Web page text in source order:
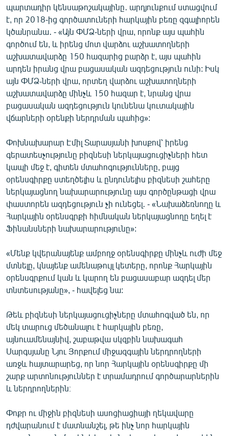
պարտադիր կենսաթոշակայինը․ արդյունքում ստացվում
է, որ 2018-ից գործատուների հարկային բեռը զգալիորեն
կծանրանա․ - «Այն ՓՄՁ-ների վրա, որոնք այս պահին
գործում են, և իրենց մոտ վարձու աշխատողների
աշխատավարձը 150 հազարից բարձր է, այս պահին
արդեն իրանց վրա բացասական ազդեցություն ունի: Իսկ
այն ՓՄՁ֊ների վրա, որտեղ վարձու աշխատողների
աշխատավարձը մինչև 150 հազար է, նրանց վրա
բացասական ազդեցություն կունենա կուտակային
վճարների օրենքի ներդրման պահից»:
Փոխնախարար Էմիլ Տարասյանի խոսքով՝ իրենց
գերատեսչությունը բիզնեսի ներկայացուցիչների հետ
կապի մեջ է, գիտեն մտահոգությունները, բայց
օրենսգիրքը ստեղծելիս և ընդունելիս բիզնեսի շահերը
ներկայացնող նախարարությունը այս գործընթացի վրա
փաստորեն ազդեցություն չի ունեցել․ - «Նախաձեռնողը և
Հարկային օրենսգրքի հիմնական ներկայացնողը եղել է
Ֆինանսների նախարարությունը»:
«Մենք կվերանայենք ամբողջ օրենսգիրքը մինչև ուժի մեջ
մտնելը, կնայենք ամենաթույլ կետերը, որոնք Հարկային
օրենսգրքում կան և կարող են բացասաբար ազդել մեր
տնտեսությանը», - հավելեց նա:
Թեև բիզնեսի ներկայացուցիչները մտահոգված են, որ
մեկ տարուց մեծանալու է հարկային բեռը,
այնուամենայնիվ, շաբաթվա սկզբին նախագահ
Սարգսյանը Նյու Յորքում միջազգային ներդրողների
առջև հայտարարեց, որ նոր Հարկային օրենսգիրքը մի
շարք արտոնություններ է տրամադրում գործարարներին
և ներդրողներին։
Փոքր ու միջին բիզնեսի ասոցիացիայի ղեկավարը
դժվարանում է մատնանշել, թե ինչ նոր հարկային